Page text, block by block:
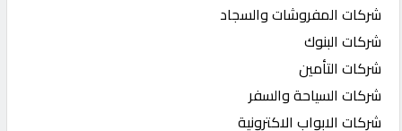
شركات المفروشات والسجاد
شركات البنوك
شركات التأمين
شركات السياحة والسفر
شركات الابواب الاكترونية